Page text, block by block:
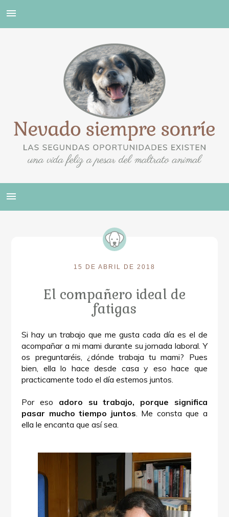
15 DE ABRIL DE 2018
El compañero ideal de
fatigas
Si hay un trabajo que me gusta cada día es el de
acompañar a mi mami durante su jornada laboral. Y
os preguntaréis, ¿dónde trabaja tu mami? Pues
bien, ella lo hace desde casa y eso hace que
practicamente todo el día estemos juntos.
Por eso adoro su trabajo, porque significa
pasar mucho tiempo juntos. Me consta que a
ella le encanta que así sea.